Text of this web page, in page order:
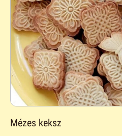
Mézes keksz